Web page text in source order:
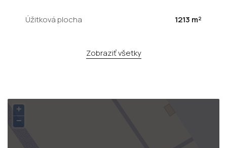
Úžitková plocha 1213 m²
Zobraziť všetky
+
−